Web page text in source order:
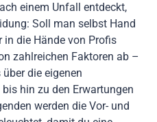
einem Unfall entdeckt,
Soll man selbst Hand
in die Hände von Profis
zahlreichen Faktoren ab –
die eigenen
hin zu den Erwartungen
werden die Vor- und